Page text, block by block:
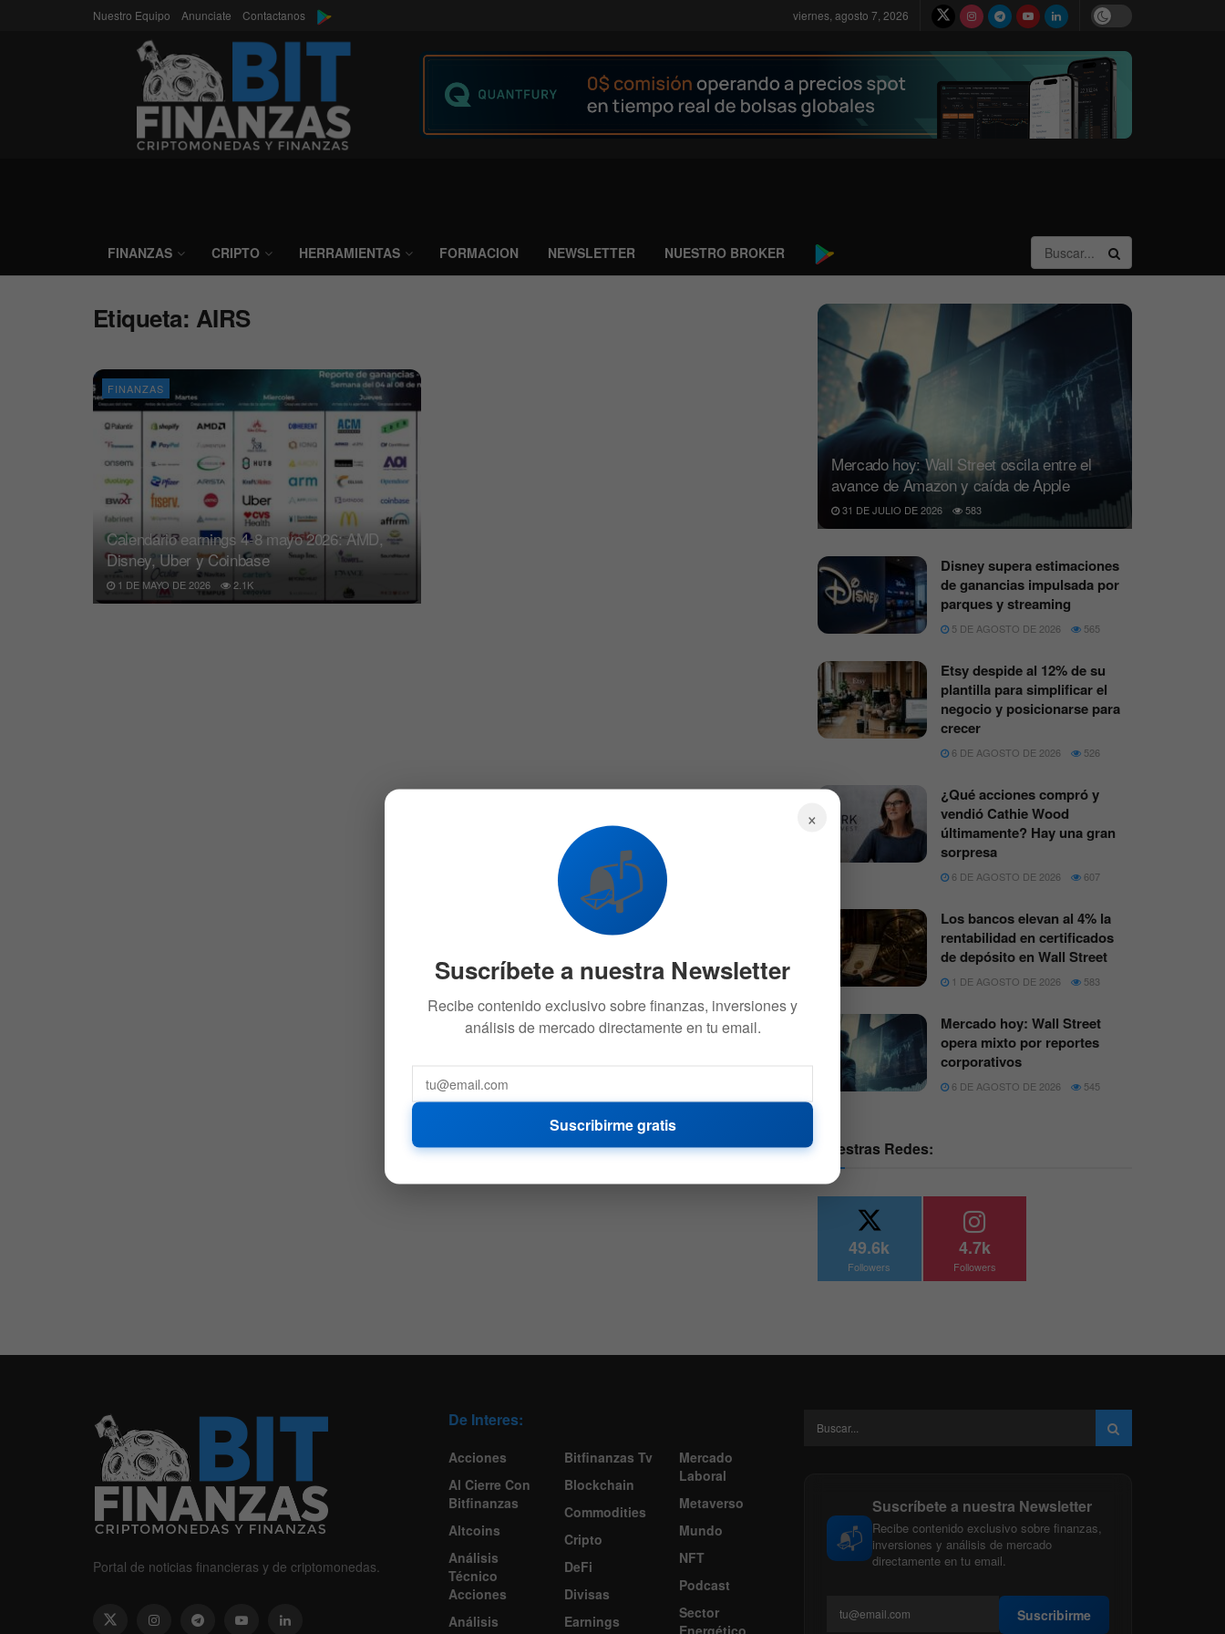
Nuestro Equipo Anunciate Contactanos viernes, agosto 7, 2026
FINANZAS CRIPTO HERRAMIENTAS FORMACION NEWSLETTER NUESTRO BROKER
Etiqueta: AIRS
FINANZAS
Calendario earnings 4-8 mayo 2026: AMD,
Disney, Uber y Coinbase
1 DE MAYO DE 2026 2.1K
Mercado hoy: Wall Street oscila entre el
avance de Amazon y caída de Apple
31 DE JULIO DE 2026 583
Disney supera estimaciones
de ganancias impulsada por
parques y streaming
5 DE AGOSTO DE 2026 565
Etsy despide al 12% de su
plantilla para simplificar el
negocio y posicionarse para
crecer
6 DE AGOSTO DE 2026 526
¿Qué acciones compró y
vendió Cathie Wood
últimamente? Hay una gran
sorpresa
6 DE AGOSTO DE 2026 607
Los bancos elevan al 4% la
rentabilidad en certificados
de depósito en Wall Street
1 DE AGOSTO DE 2026 583
Mercado hoy: Wall Street
opera mixto por reportes
corporativos
6 DE AGOSTO DE 2026 545
Nuestras Redes:
49.6k
Followers
4.7k
Followers
Portal de noticias financieras y de criptomonedas.
De Interes:
Acciones
Al Cierre Con
Bitfinanzas
Altcoins
Análisis
Técnico
Acciones
Análisis
Bitfinanzas Tv
Blockchain
Commodities
Cripto
DeFi
Divisas
Earnings
Mercado
Laboral
Metaverso
Mundo
NFT
Podcast
Sector
Energético
📬
Suscríbete a nuestra Newsletter
Recibe contenido exclusivo sobre finanzas,
inversiones y análisis de mercado
directamente en tu email.
Suscribirme
×
📬
Suscríbete a nuestra Newsletter
Recibe contenido exclusivo sobre finanzas, inversiones y
análisis de mercado directamente en tu email.
Suscribirme gratis